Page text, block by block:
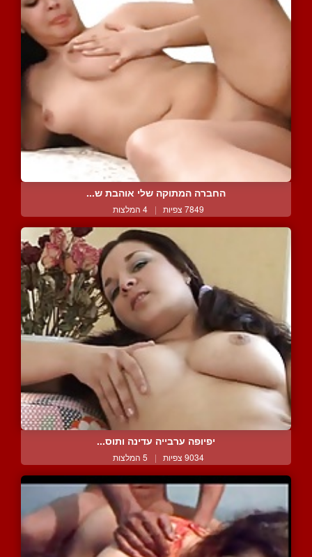
החברה המתוקה שלי אוהבת ש...
7849 צפיות | 4 המלצות
יפיופה ערבייה עדינה ותוס...
9034 צפיות | 5 המלצות